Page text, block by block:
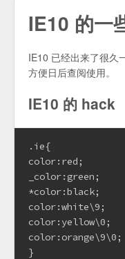
IE10 的一
IE10 已经出来了很久
方便日后查阅使用。
IE10 的 hack
.ie{
color:red;
_color:green;
*color:black;
color:white\9;
color:yellow\0;
}